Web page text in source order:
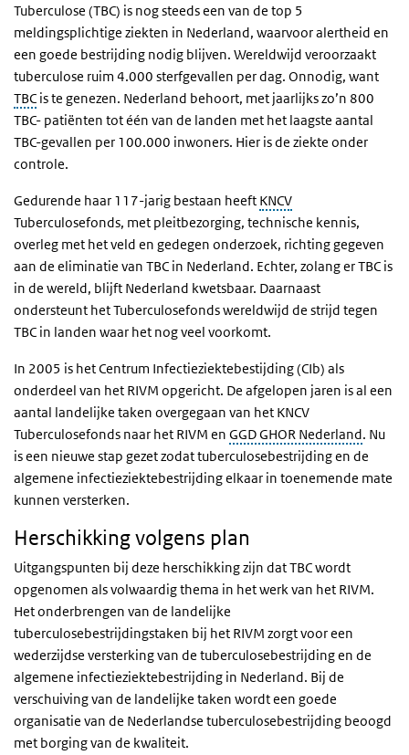
Tuberculose (TBC) is nog steeds een van de top 5
meldingsplichtige ziekten in Nederland, waarvoor alertheid en
een goede bestrijding nodig blijven. Wereldwijd veroorzaakt
tuberculose ruim 4.000 sterfgevallen per dag. Onnodig, want
TBC is te genezen. Nederland behoort, met jaarlijks zo’n 800
TBC- patiënten tot één van de landen met het laagste aantal
TBC-gevallen per 100.000 inwoners. Hier is de ziekte onder
controle.
Gedurende haar 117-jarig bestaan heeft KNCV
Tuberculosefonds, met pleitbezorging, technische kennis,
overleg met het veld en gedegen onderzoek, richting gegeven
aan de eliminatie van TBC in Nederland. Echter, zolang er TBC is
in de wereld, blijft Nederland kwetsbaar. Daarnaast
ondersteunt het Tuberculosefonds wereldwijd de strijd tegen
TBC in landen waar het nog veel voorkomt.
In 2005 is het Centrum Infectieziektebestijding (CIb) als
onderdeel van het RIVM opgericht. De afgelopen jaren is al een
aantal landelijke taken overgegaan van het KNCV
Tuberculosefonds naar het RIVM en GGD GHOR Nederland. Nu
is een nieuwe stap gezet zodat tuberculosebestrijding en de
algemene infectieziektebestrijding elkaar in toenemende mate
kunnen versterken.
Herschikking volgens plan
Uitgangspunten bij deze herschikking zijn dat TBC wordt
opgenomen als volwaardig thema in het werk van het RIVM.
Het onderbrengen van de landelijke
tuberculosebestrijdingstaken bij het RIVM zorgt voor een
wederzijdse versterking van de tuberculosebestrijding en de
algemene infectieziektebestrijding in Nederland. Bij de
verschuiving van de landelijke taken wordt een goede
organisatie van de Nederlandse tuberculosebestrijding beoogd
met borging van de kwaliteit.